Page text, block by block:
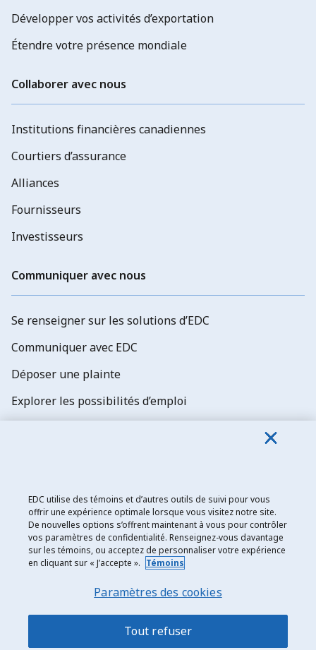
Développer vos activités d’exportation
Étendre votre présence mondiale
Collaborer avec nous
Institutions financières canadiennes
Courtiers d’assurance
Alliances
Fournisseurs
Investisseurs
Communiquer avec nous
Se renseigner sur les solutions d’EDC
Communiquer avec EDC
Déposer une plainte
Explorer les possibilités d’emploi
Exportation et développement Canada
Énoncé de confidentialité
Plan du site
EDC utilise des témoins et d’autres outils de suivi pour vous
offrir une expérience optimale lorsque vous visitez notre site.
De nouvelles options s’offrent maintenant à vous pour contrôler
vos paramètres de confidentialité. Renseignez-vous davantage
sur les témoins, ou acceptez de personnaliser votre expérience
en cliquant sur « J’accepte ». Témoins
Paramètres des cookies
Tout refuser